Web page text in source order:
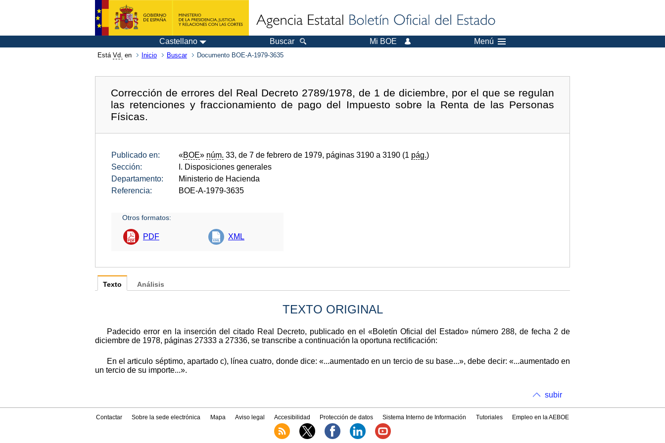
Castellano Buscar Mi BOE Menú
Está Vd. en Inicio Buscar Documento BOE-A-1979-3635
Corrección de errores del Real Decreto 2789/1978, de 1 de diciembre, por el que se regulan
las retenciones y fraccionamiento de pago del Impuesto sobre la Renta de las Personas
Físicas.
Publicado en: «BOE» núm. 33, de 7 de febrero de 1979, páginas 3190 a 3190 (1 pág.)
Sección:
I. Disposiciones generales
Departamento:
Ministerio de Hacienda
Referencia:
BOE-A-1979-3635
Otros formatos:
PDF XML
Texto
TEXTO ORIGINAL
Padecido error en la inserción del citado Real Decreto, publicado en el «Boletín Oficial del Estado» número 288, de fecha 2 de
diciembre de 1978, páginas 27333 a 27336, se transcribe a continuación la oportuna rectificación:
En el articulo séptimo, apartado c), línea cuatro, donde dice: «...aumentado en un tercio de su base...», debe decir: «...aumentado en
un tercio de su importe...».
Análisis
subir
Contactar Sobre la sede electrónica Mapa Aviso legal Accesibilidad Protección de datos Sistema Interno de Información Tutoriales Empleo en la AEBOE